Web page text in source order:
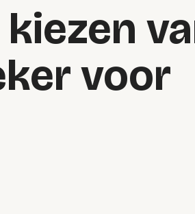
voor